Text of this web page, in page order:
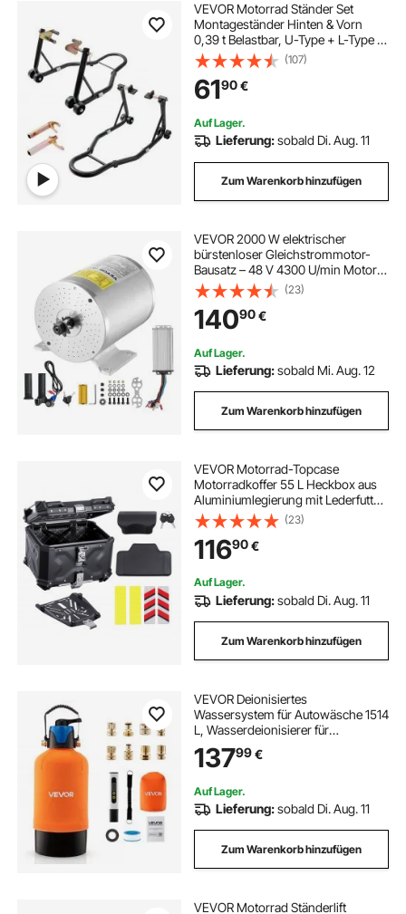
VEVOR Motorrad Ständer Set
Montageständer Hinten & Vorn
0,39 t Belastbar, U-Type + L-Type +
Doppelgabelköpfe, 225–350 mm /
230–330 mm / 165–240 mm
Rollbarer Montageständer
Montagelift Montageheber
(107)
6190€
Auf Lager.
Lieferung:sobald Di. Aug. 11
Zum Warenkorb hinzufügen
VEVOR 2000 W elektrischer
bürstenloser Gleichstrommotor-
Bausatz – 48 V 4300 U/min Motor
mit verbessertem Drehzahlregler
und Gasgriff-Bausatz für Go Karts
E-Bike Motorrad Roller DIY
(23)
14090€
Auf Lager.
Lieferung:sobald Mi. Aug. 12
Zum Warenkorb hinzufügen
VEVOR Motorrad-Topcase
Motorradkoffer 55 L Heckbox aus
Aluminiumlegierung mit Lederfutter,
abnehmbare Motorrad-Topbox mit
Schloss & Rückenpolster,
Helmkoffer (470 x 430 x 367 mm)
Schwarz
(23)
11690€
Auf Lager.
Lieferung:sobald Di. Aug. 11
Zum Warenkorb hinzufügen
VEVOR Deionisiertes
Wassersystem für Autowäsche 1514
L, Wasserdeionisierer für
Autowäsche mit 10L Gemischten
DI-Harz-Filtern Handgriff,
Bypass-Ventil für KFZ Motorrad
13799€
Auf Lager.
Lieferung:sobald Di. Aug. 11
Zum Warenkorb hinzufügen
VEVOR Motorrad Ständerlift